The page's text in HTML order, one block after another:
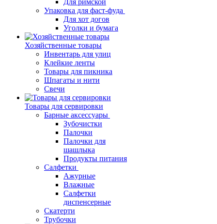
Для римской
Упаковка для фаст-фуда
Для хот догов
Уголки и бумага
Хозяйственные товары
Инвентарь для улиц
Клейкие ленты
Товары для пикника
Шпагаты и нити
Свечи
Товары для сервировки
Барные аксессуары
Зубочистки
Палочки
Палочки для
шашлыка
Продукты питания
Салфетки
Ажурные
Влажные
Салфетки
диспенсерные
Скатерти
Трубочки